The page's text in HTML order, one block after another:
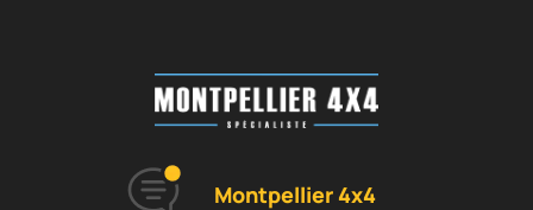
Montpellier 4x4